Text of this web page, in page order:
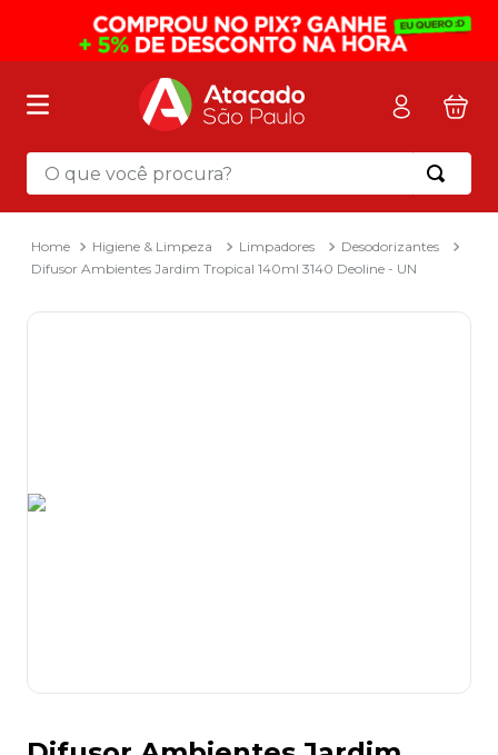
O que você procura?
Higiene & Limpeza Limpadores
Desodorizantes
Difusor Ambientes Jardim Tropical 140ml 3140 Deoline - UN
Termos mais buscados
mochila
2º sacola
3º papel toalha